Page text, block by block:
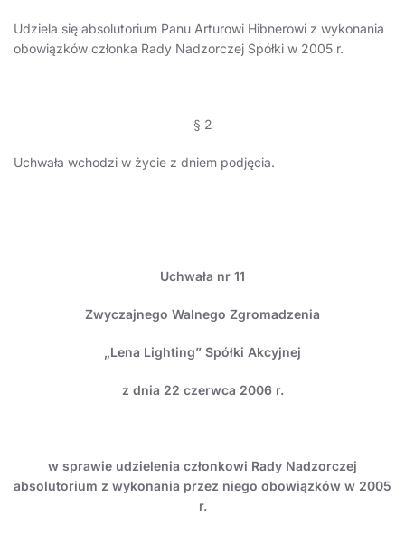
Udziela się absolutorium Panu Arturowi Hibnerowi z wykonania
obowiązków członka Rady Nadzorczej Spółki w 2005 r.
§ 2
Uchwała wchodzi w życie z dniem podjęcia.
Uchwała nr 11
Zwyczajnego Walnego Zgromadzenia
„Lena Lighting” Spółki Akcyjnej
z dnia 22 czerwca 2006 r.
w sprawie udzielenia członkowi Rady Nadzorczej
absolutorium z wykonania przez niego obowiązków w 2005
r.